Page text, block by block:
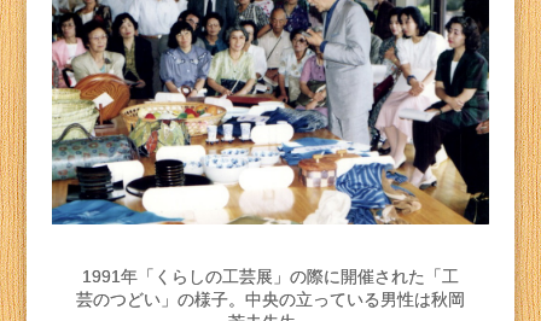
1991年「くらしの工芸展」の際に開催された「工
芸のつどい」の様子。中央の立っている男性は秋岡